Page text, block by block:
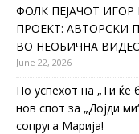
ФОЛК ПЕЈАЧОТ
ПРОЕКТ: АВТОРСКИ
ВО НЕОБИЧНА
June 22, 2026
По успехот на „Ти ќе
нов спот за „Дојди
сопруга Марија!